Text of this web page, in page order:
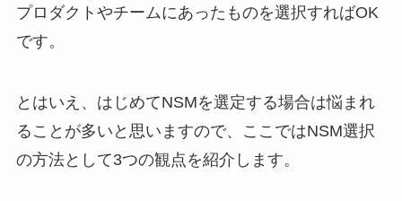
プロダクトやチームにあったものを選択すればOK
です。
とはいえ、はじめてNSMを選定する場合は悩まれ
ることが多いと思いますので、ここではNSM選択
の方法として3つの観点を紹介します。